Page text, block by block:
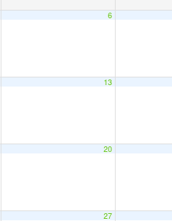
6
13
20
27